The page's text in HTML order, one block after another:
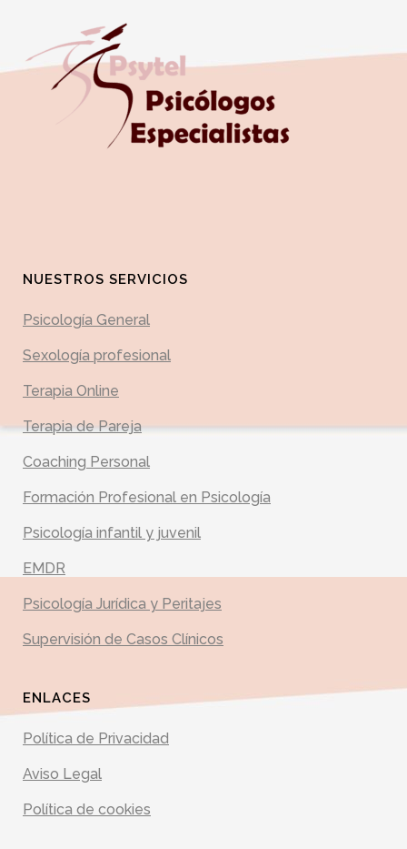
NUESTROS SERVICIOS
Psicología General
Sexología profesional
Terapia Online
Terapia de Pareja
Coaching Personal
Formación Profesional en Psicología
Psicología infantil y juvenil
EMDR
Psicología Jurídica y Peritajes
Supervisión de Casos Clínicos
ENLACES
Política de Privacidad
Aviso Legal
Política de cookies